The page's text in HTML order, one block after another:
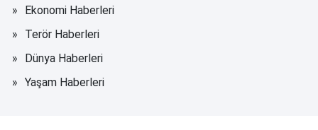
Ekonomi Haberleri
Terör Haberleri
Dünya Haberleri
Yaşam Haberleri